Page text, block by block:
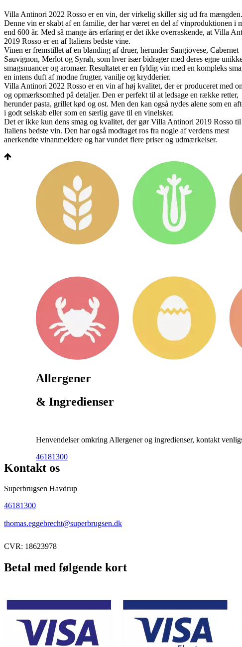
Villa Antinori 2022 Rosso er en vin, der virkelig skiller sig ud fra mængden.
Denne vin er skabt af en familie, der har været en del af vinproduktionen i
end 600 år. Med så mange års erfaring er det ikke overraskende, at Villa
2019 Rosso er en af Italiens bedste vine.
Vinen er fremstillet af en blanding af druer, herunder Sangiovese, Cabernet
Sauvignon, Merlot og Syrah, som hver især bidrager med deres egne
smagsnuancer og aromaer. Resultatet er en fyldig vin med en kompleks
en intens duft af modne frugter, vanilje og krydderier.
Villa Antinori 2022 Rosso er en vin af høj kvalitet, der er produceret med
og opmærksomhed på detaljer. Den er perfekt til at ledsage en række retter,
herunder pasta, grillet kød og ost. Men den kan også nydes alene som en
i godt selskab eller som en særlig gave til en vinelsker.
Det er ikke kun dens smag og kvalitet, der gør Villa Antinori 2019 Rosso til
Italiens bedste vin. Den har også modtaget ros fra nogle af verdens mest
anerkendte vinanmeldere og har vundet flere priser og udmærkelser.
Allergener
& Ingredienser
Henvendelser omkring Allergener og ingredienser, kontakt
46181300
Kontakt os
Superbrugsen Havdrup
46181300
thomas.eggebrecht@superbrugsen.dk
CVR: 18623978
Betal med følgende kort